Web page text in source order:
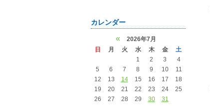
カレンダー
«
2026年7月
日
月 火 水 木 金
土
1
2 3
4
5
6 7 8 9 10
11
12
13 14 15 16 17
18
19
20 21 22 23 24
25
26
27 28 29 30 31